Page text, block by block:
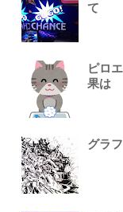
て
ピロ
果は
グラ